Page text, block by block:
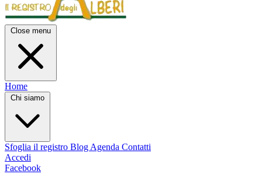
Close menu
Home
Chi siamo
Sfoglia il registro Blog Agenda Contatti
Accedi
Facebook